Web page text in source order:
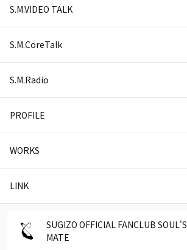
S.M.VIDEO TALK
S.M.CoreTalk
S.M.Radio
PROFILE
WORKS
LINK
SUGIZO OFFICIAL FANCLUB SOUL'S
MATE